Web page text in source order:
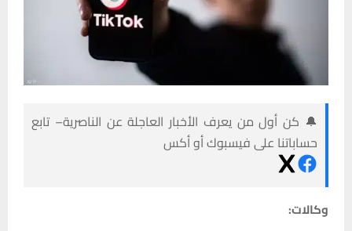
🔔 كن أول من يعرف الأخبار العاجلة عن الناصرية– تابع
حساباتنا على فيسبوك أو أكس
وكالات: